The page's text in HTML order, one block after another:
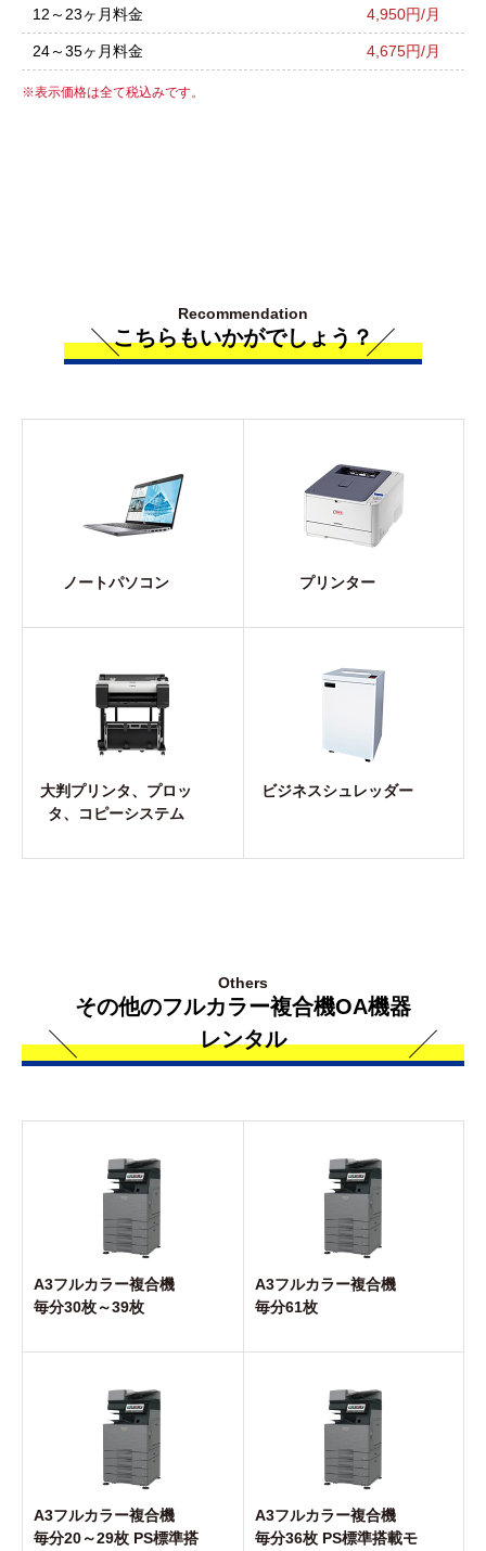
12～23ヶ月料金 4,950円/月
24～35ヶ月料金 4,675円/月
表示価格は全て税込みです。
Recommendation
こちらもいかがでしょう？
ノートパソコン プリンター
大判プリンタ、プロッ
タ、コピーシステム
ビジネスシュレッダー
Others
その他のフルカラー複合機OA機器
レンタル
A3フルカラー複合機
毎分30枚～39枚
A3フルカラー複合機
毎分61枚
A3フルカラー複合機
毎分20～29枚 PS標準搭
A3フルカラー複合機
毎分36枚 PS標準搭載モ